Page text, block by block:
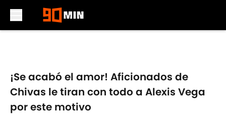
¡Se acabó el amor! Aficionados de
Chivas le tiran con todo a Alexis Vega
por este motivo